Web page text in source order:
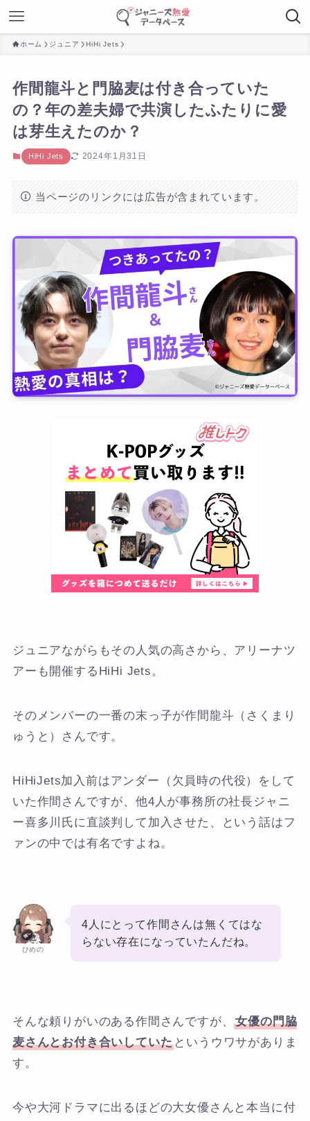
ホーム ジュニア HiHi Jets
作間龍斗と門脇麦は付き合っていた
の？年の差夫婦で共演したふたりに愛
は芽生えたのか？
HiHi Jets 2024年1月31日
当ページのリンクには広告が含まれています。
ジュニアながらもその人気の高さから、アリーナツ
アーも開催するHiHi Jets。
そのメンバーの一番の末っ子が作間龍斗（さくまり
ゅうと）さんです。
HiHiJets加入前はアンダー（欠員時の代役）をして
いた作間さんですが、他4人が事務所の社長ジャニ
ー喜多川氏に直談判して加入させた、という話はフ
ァンの中では有名ですよね。
ひめの
4人にとって作間さんは無くてはな
らない存在になっていたんだね。
そんな頼りがいのある作間さんですが、女優の門脇
麦さんとお付き合いしていた というウワサがありま
す。
今や大河ドラマに出るほどの大女優さんと本当に付